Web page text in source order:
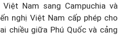
Nam sang Campuchia và
nghị Việt Nam cấp phép cho
chiều giữa Phú Quốc và cảng